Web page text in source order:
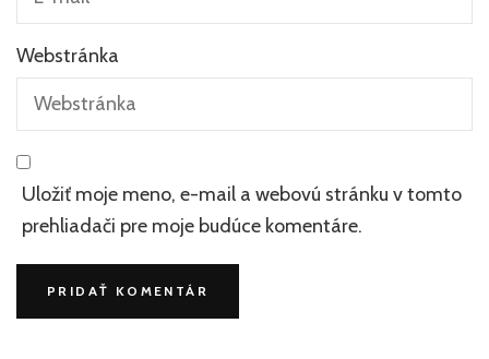
Webstránka
Uložiť moje meno, e-mail a webovú stránku v tomto
prehliadači pre moje budúce komentáre.